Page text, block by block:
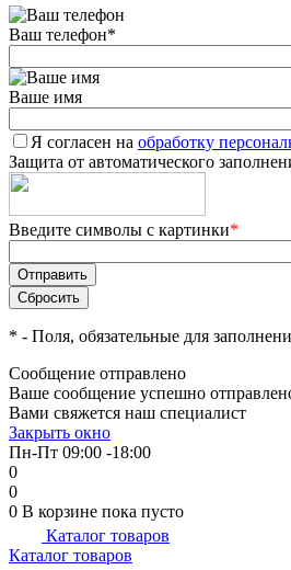
Ваш телефон*
Ваше имя
Я согласен на обработку
Защита от автоматического
Введите символы с картинки*
* - Поля, обязательные для
Сообщение отправлено
Ваше сообщение успешно
Вами свяжется наш специалист
Закрыть окно
Пн-Пт 09:00 -18:00
0
0
0 В корзине пока пусто
Каталог товаров
Каталог товаров
Оплачивайте сегодня
25% картой любого
Получайте товар
выбранный способом
Оставшиеся75% будут
списыватьсяс вашей
по
Подробнее
об оплате Плайтом